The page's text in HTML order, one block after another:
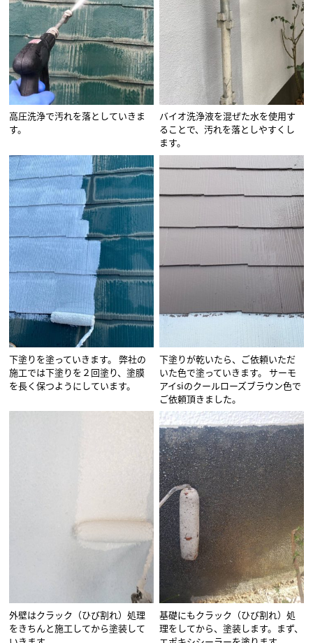
高圧洗浄で汚れを落としていきま
す。
バイオ洗浄液を混ぜた水を使用す
ることで、汚れを落としやすくし
ます。
下塗りを塗っていきます。 弊社の
施工では下塗りを２回塗り、塗膜
を長く保つようにしています。
下塗りが乾いたら、ご依頼いただ
いた色で塗っていきます。 サーモ
アイsiのクールローズブラウン色で
ご依頼頂きました。
外壁はクラック（ひび割れ）処理
をきちんと施工してから塗装して
基礎にもクラック（ひび割れ）処
理をしてから、塗装します。まず、